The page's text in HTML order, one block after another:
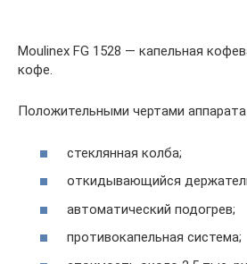
Moulinex FG 1528 — капельная
кофе.
Положительными чертами аппарата
стеклянная колба;
откидывающийся
автоматический подогрев;
противокапельная система;